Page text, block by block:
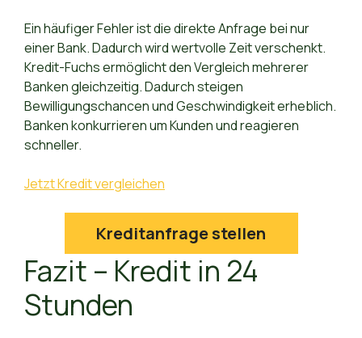
Ein häufiger Fehler ist die direkte Anfrage bei nur
einer Bank. Dadurch wird wertvolle Zeit verschenkt.
Kredit-Fuchs ermöglicht den Vergleich mehrerer
Banken gleichzeitig. Dadurch steigen
Bewilligungschancen und Geschwindigkeit erheblich.
Banken konkurrieren um Kunden und reagieren
schneller.
Jetzt Kredit vergleichen
Kreditanfrage stellen
Fazit – Kredit in 24
Stunden